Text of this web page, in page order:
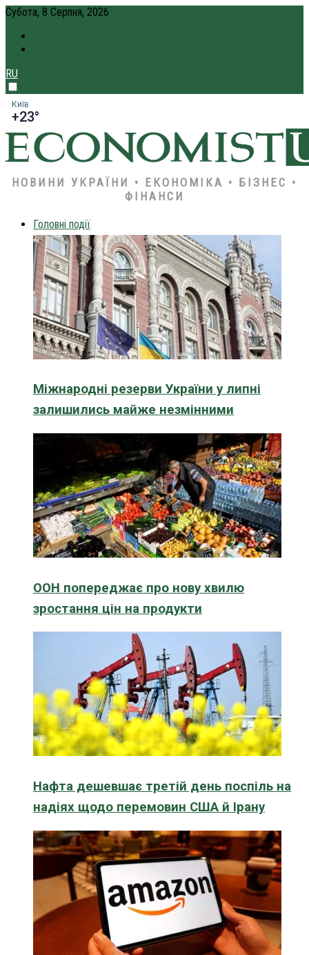
Субота, 8 Серпня, 2026
RU
Київ
+23°
НОВИНИ УКРАЇНИ • ЕКОНОМІКА • БІЗНЕС •
ФІНАНСИ
Головні події
Міжнародні резерви України у липні
залишились майже незмінними
ООН попереджає про нову хвилю
зростання цін на продукти
Нафта дешевшає третій день поспіль на
надіях щодо перемовин США й Ірану